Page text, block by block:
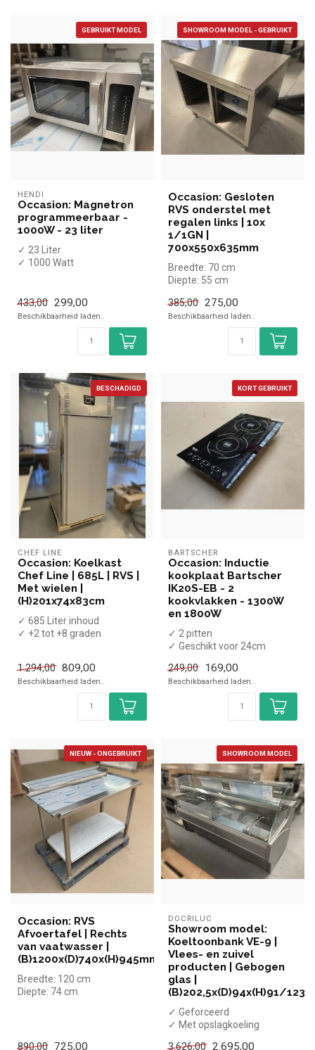
GEBRUIKT MODEL
HENDI
Occasion: Magnetron
programmeerbaar -
1000W - 23 liter
✓ 23 Liter
✓ 1000 Watt
433,00 299,00
Beschikbaarheid laden..
SHOWROOM MODEL - GEBRUIKT
Occasion: Gesloten
RVS onderstel met
regalen links | 10x
1/1GN |
700x550x635mm
Breedte: 70 cm
Diepte: 55 cm
385,00 275,00
Beschikbaarheid laden..
BESCHADIGD
CHEF LINE
Occasion: Koelkast
Chef Line | 685L | RVS |
Met wielen |
(H)201x74x83cm
✓ 685 Liter inhoud
✓ +2 tot +8 graden
1.294,00 809,00
Beschikbaarheid laden..
KORT GEBRUIKT
BARTSCHER
Occasion: Inductie
kookplaat Bartscher
IK20S-EB - 2
kookvlakken - 1300W
en 1800W
✓ 2 pitten
✓ Geschikt voor 24cm
✓ Tafelmodel
✓ 3 kW
249,00 169,00
Beschikbaarheid laden..
NIEUW - ONGEBRUIKT
Occasion: RVS
Afvoertafel | Rechts
van vaatwasser |
(B)1200x(D)740x(H)945mm
Breedte: 120 cm
Diepte: 74 cm
890,00 725,00
SHOWROOM MODEL
DOCRILUC
Showroom model:
Koeltoonbank VE-9 |
Vlees- en zuivel
producten | Gebogen
glas |
(B)202,5x(D)94x(H)91/
✓ Geforceerd
✓ Met opslagkoeling
3.626,00 2.695,00